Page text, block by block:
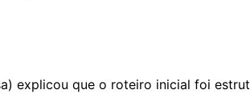
explicou que o roteiro inicial foi